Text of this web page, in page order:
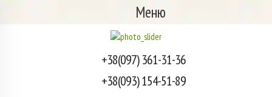
Меню
+38(097) 361-31-36
+38(093) 154-51-89